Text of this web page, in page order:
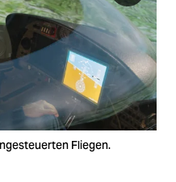
Fliegen.